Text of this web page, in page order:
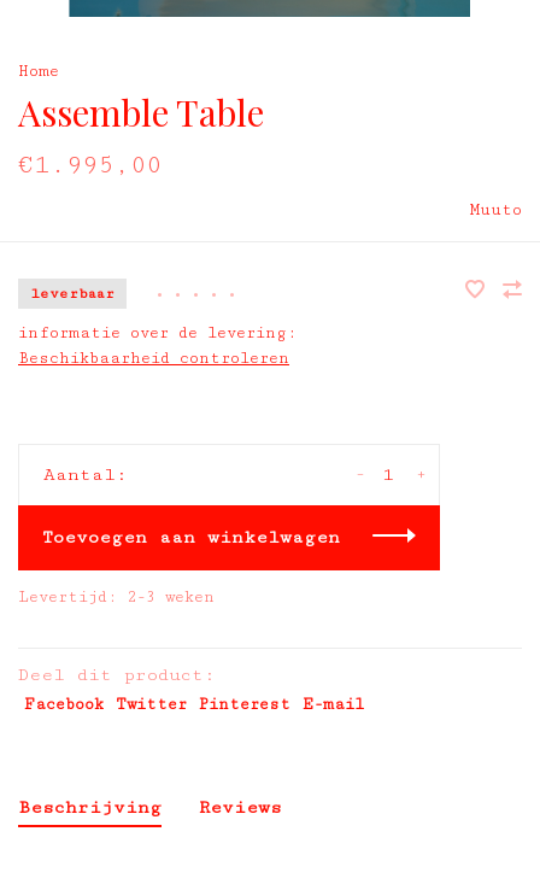
Home
Assemble Table
€1.995,00
Muuto
leverbaar • • • • •
informatie over de levering:
Beschikbaarheid controleren
Aantal: +
-
Toevoegen aan winkelwagen
Levertijd: 2-3 weken
Deel dit product:
Facebook Twitter Pinterest E-mail
Beschrijving Reviews